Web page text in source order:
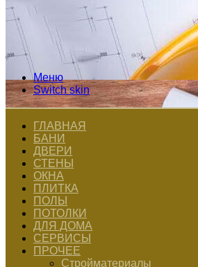
Меню
Switch skin
ГЛАВНАЯ
БАНИ
ДВЕРИ
СТЕНЫ
ОКНА
ПЛИТКА
ПОЛЫ
ПОТОЛКИ
ДЛЯ ДОМА
СЕРВИСЫ
ПРОЧЕЕ
Стройматериалы